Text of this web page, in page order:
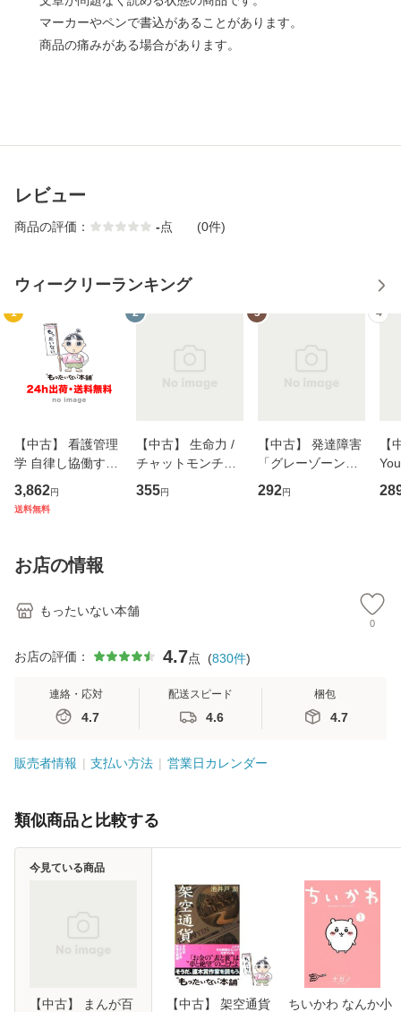
マーカーやペンで書込があることがあります。
商品の痛みがある場合があります。
レビュー
商品の評価： -点 (0件)
ウィークリーランキング
1
【中古】 看護管理
学 自律し協働する
専門職の看護マネ
ジメントスキル 改
恵 藤本幸三 / 南江
堂 [単行
3,862円
送料無料
2
【中古】 生命力 /
チャットモンチー /
キューンレコード
[CD]【メール便送
355円
3
【中古】 発達障害
「グレーゾーン」
その正しい理解と
克服法 (SB新書 57
292円
4
【
のが
お店の情報
もったいない本舗
0
お店の評価： 4.7点 (830件)
連絡・応対
4.7
配送スピード
4.6
梱包
4.7
販売者情報 支払い方法 営業日カレンダー
類似商品と比較する
【中古】 まんが百
今見ている商品
【中古】 架空通貨
ちいかわ なんか小